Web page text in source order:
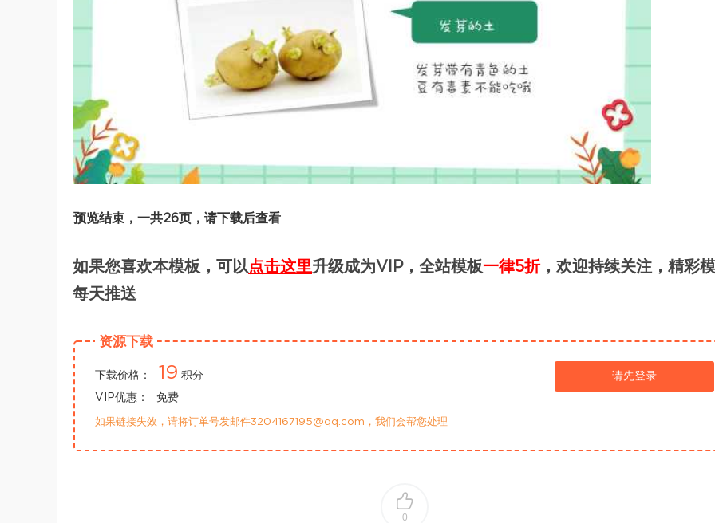
预览结束，一共26页，请下载后查看
如果您喜欢本模板，可以点击这里升级成为VIP，全站模板一律5折，欢迎持续关注，精彩
每天推送
资源下载
下载价格： 19 积分
VIP优惠：
免费
请先登录
如果链接失效，请将订单号发邮件3204167195@qq.com，我们会帮您处理
0